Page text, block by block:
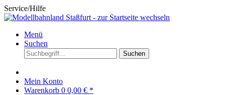
Service/Hilfe
Menü
Suchen
Suchen
Mein Konto
Warenkorb 0 0,00 € *